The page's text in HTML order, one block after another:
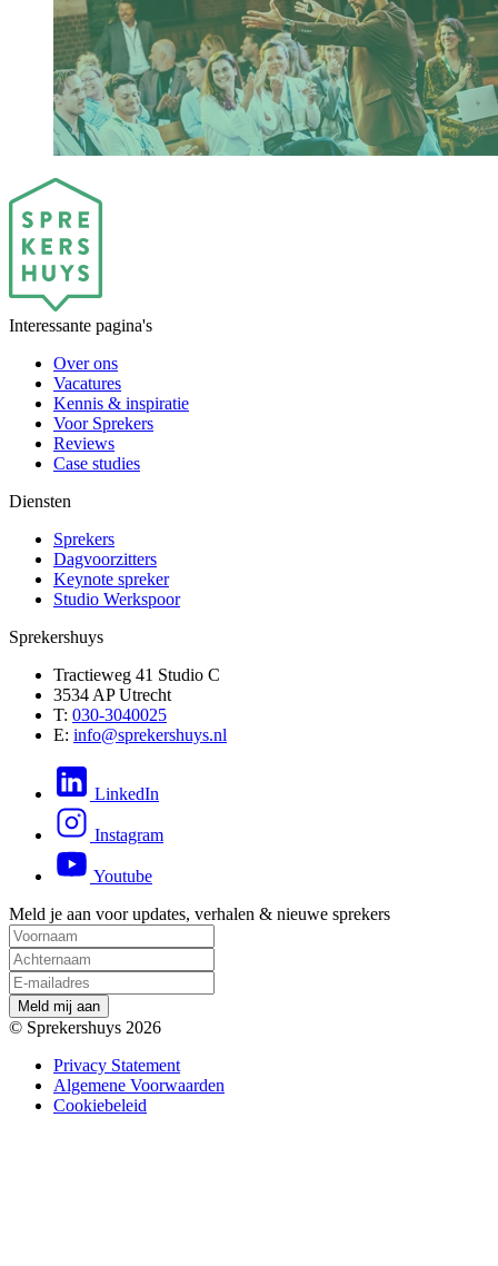
Interessante pagina's
Over ons
Vacatures
Kennis & inspiratie
Voor Sprekers
Reviews
Case studies
Diensten
Sprekers
Dagvoorzitters
Keynote spreker
Studio Werkspoor
Sprekershuys
Tractieweg 41 Studio C
3534 AP Utrecht
T: 030-3040025
E: info@sprekershuys.nl
LinkedIn
Instagram
Youtube
Meld je aan voor updates, verhalen & nieuwe sprekers
Me d mij aan
© Sprekershuys 2026
Privacy Statement
Algemene Voorwaarden
Cookiebeleid